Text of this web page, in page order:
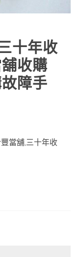
十年收
收購
障手
當舖,三十年收